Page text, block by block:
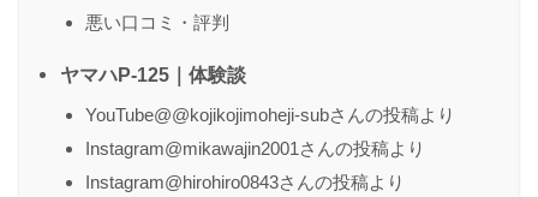
悪い口コミ・評判
ヤマハP-125｜体験談
YouTube@@kojikojimoheji-subさんの投稿より
Instagram@mikawajin2001さんの投稿より
Instagram@hirohiro0843さんの投稿より